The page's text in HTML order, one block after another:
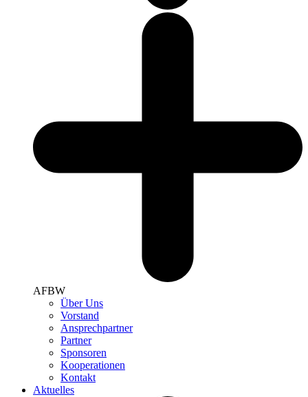
AFBW
Über Uns
Vorstand
Ansprechpartner
Partner
Sponsoren
Kooperationen
Kontakt
Aktuelles